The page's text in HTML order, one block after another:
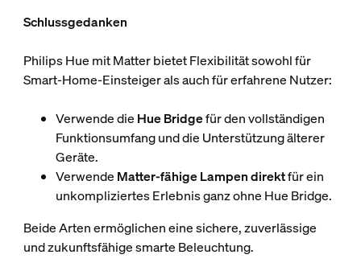
Schlussgedanken
Philips Hue mit Matter bietet Flexibilität sowohl für
Smart-Home-Einsteiger als auch für erfahrene Nutzer:
Verwende die Hue Bridgefür den vollständigen
Funktionsumfang und die Unterstützung älterer
Geräte.
Verwende Matter-fähige Lampen direktfür ein
unkompliziertes Erlebnis ganz ohne Hue Bridge.
Beide Arten ermöglichen eine sichere, zuverlässige
und zukunftsfähige smarte Beleuchtung.